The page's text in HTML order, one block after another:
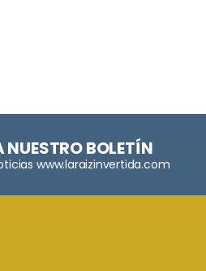
NUESTRO BOLETÍN
www.laraizinvertida.com